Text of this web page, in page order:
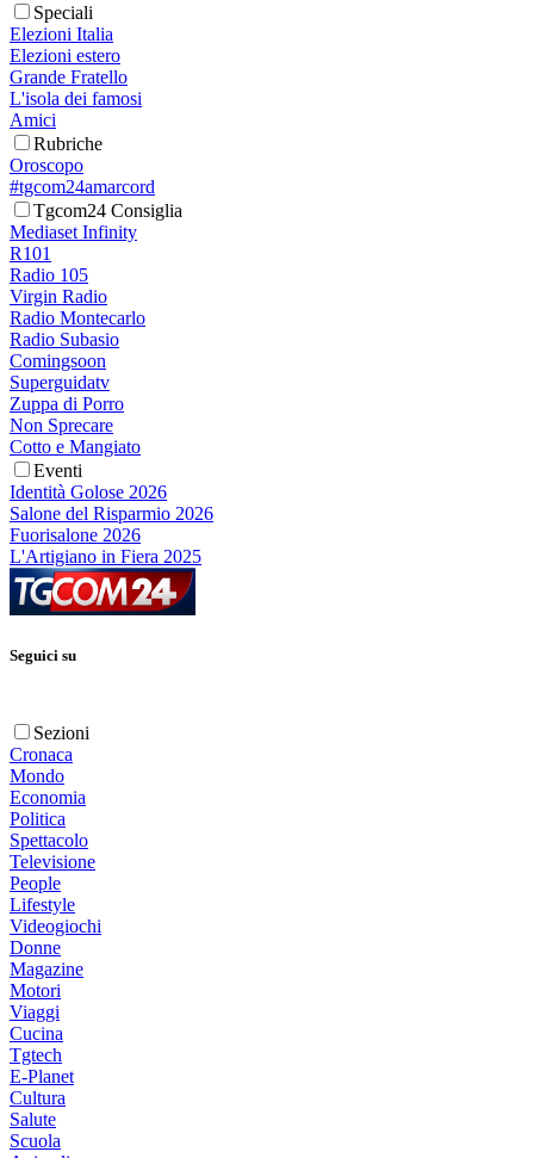
Speciali
Elezioni Italia
Elezioni estero
Grande Fratello
L'isola dei famosi
Amici
Rubriche
Oroscopo
#tgcom24amarcord
Tgcom24 Consiglia
Mediaset Infinity
R101
Radio 105
Virgin Radio
Radio Montecarlo
Radio Subasio
Comingsoon
Superguidatv
Zuppa di Porro
Non Sprecare
Cotto e Mangiato
Eventi
Identità Golose 2026
Salone del Risparmio 2026
Fuorisalone 2026
L'Artigiano in Fiera 2025
Seguici su
Sezioni
Cronaca
Mondo
Economia
Politica
Spettacolo
Televisione
People
Lifestyle
Videogiochi
Donne
Magazine
Motori
Viaggi
Cucina
Tgtech
E-Planet
Cultura
Salute
Scuola